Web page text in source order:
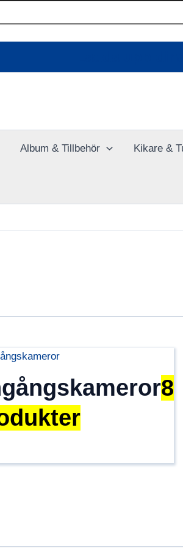
Album & Tillbehör Kikare &
8